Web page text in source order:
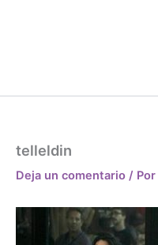
telleldin
Deja un comentario / Por